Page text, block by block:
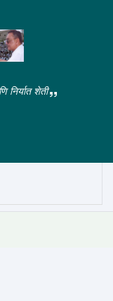
निर्यात शेती